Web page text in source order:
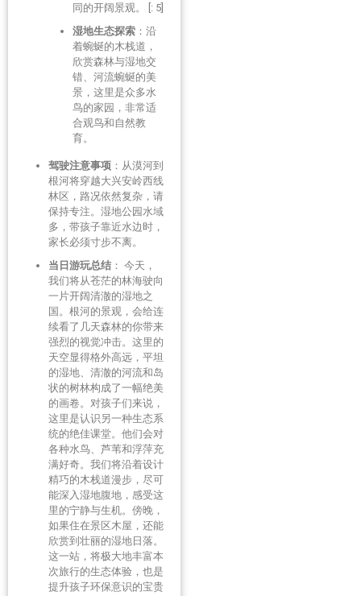
同的开阔景观。 [: 5]
湿地生态探索 ：沿
着蜿蜒的木栈道，
欣赏森林与湿地交
错、河流蜿蜒的美
景，这里是众多水
鸟的家园，非常适
合观鸟和自然教
育。
驾驶注意事项 ：从漠河到
根河将穿越大兴安岭西线
林区，路况依然复杂，请
保持专注。湿地公园水域
多，带孩子靠近水边时，
家长必须寸步不离。
当日游玩总结 ： 今天，
我们将从苍茫的林海驶向
一片开阔清澈的湿地之
国。根河的景观，会给连
续看了几天森林的你带来
强烈的视觉冲击。这里的
天空显得格外高远，平坦
的湿地、清澈的河流和岛
状的树林构成了一幅绝美
的画卷。对孩子们来说，
这里是认识另一种生态系
统的绝佳课堂。他们会对
各种水鸟、芦苇和浮萍充
满好奇。我们将沿着设计
精巧的木栈道漫步，尽可
能深入湿地腹地，感受这
里的宁静与生机。傍晚，
如果住在景区木屋，还能
欣赏到壮丽的湿地日落。
这一站，将极大地丰富本
次旅行的生态体验，也是
提升孩子环保意识的宝贵